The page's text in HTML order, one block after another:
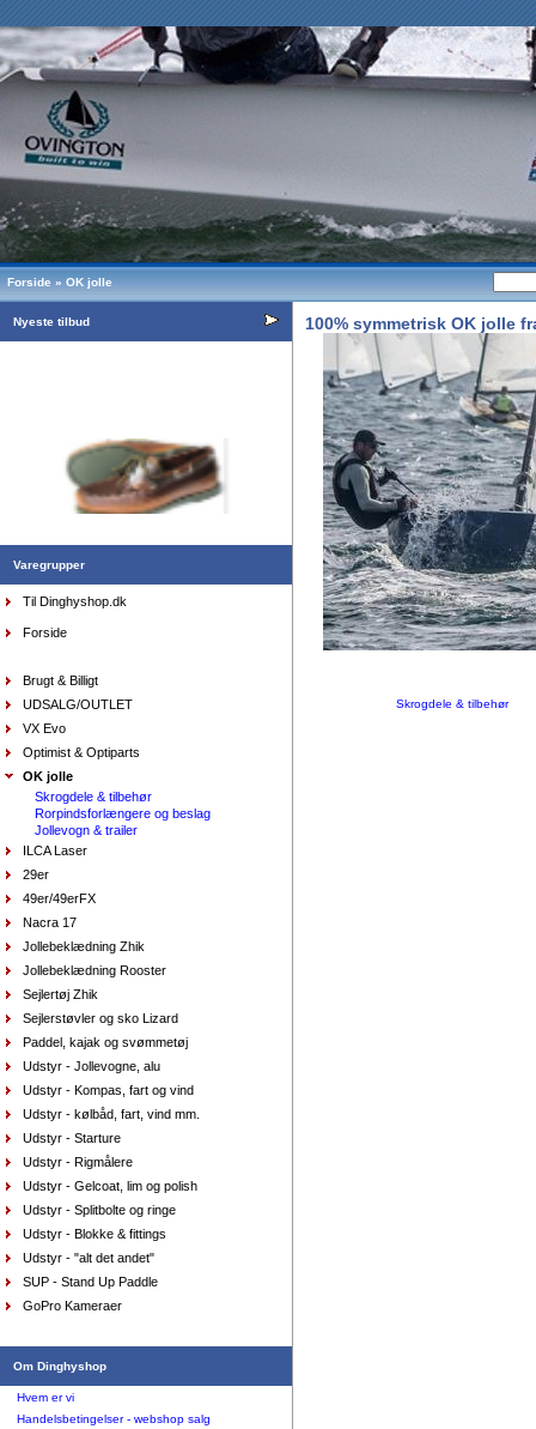
Forside » OK jolle
Nyeste tilbud
AquaFleece Classic RESTSALG - womens, vælg
Sejlersko Sebago Docksides Flesh Out
DKK1.199,00
DKK
DKK112,50
Varegrupper
Til Dinghyshop.dk
Forside
Brugt & Billigt
UDSALG/OUTLET
VX Evo
Optimist & Optiparts
OK jolle
Skrogdele & tilbehør
Rorpindsforlængere og beslag
Jollevogn & trailer
ILCA Laser
29er
49er/49erFX
Nacra 17
Jollebeklædning Zhik
Jollebeklædning Rooster
Sejlertøj Zhik
Sejlerstøvler og sko Lizard
Paddel, kajak og svømmetøj
Udstyr - Jollevogne, alu
Udstyr - Kompas, fart og vind
Udstyr - kølbåd, fart, vind mm.
Udstyr - Starture
Udstyr - Rigmålere
Udstyr - Gelcoat, lim og polish
Udstyr - Splitbolte og ringe
Udstyr - Blokke & fittings
Udstyr - "alt det andet"
SUP - Stand Up Paddle
GoPro Kameraer
Om Dinghyshop
Hvem er vi
Handelsbetingelser - webshop salg
100% symmetrisk OK jolle
Skrogdele & tilbehør